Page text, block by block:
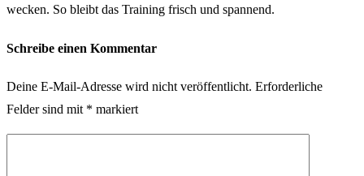
wecken. So bleibt das Training frisch und spannend.
Schreibe einen Kommentar
Deine E-Mail-Adresse wird nicht veröffentlicht. Erforderliche
Felder sind mit * markiert